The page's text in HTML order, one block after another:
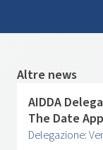
Altre news
AIDDA
The Date
Delegazione: